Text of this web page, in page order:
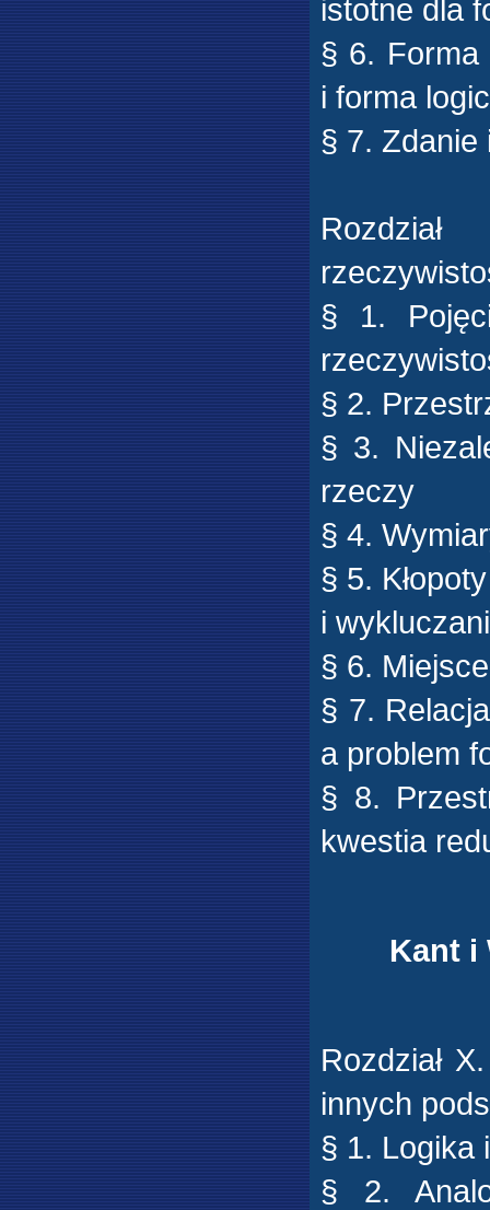
istotne dla
§ 6. Forma
i forma
§ 7. Zdanie
§ 1.
§ 2.
§ 3.
rzeczy
§ 4.
§ 5.
i
§ 6.
§ 7.
a problem
§ 8.
kwestia
Kant i
Rozdział
innych
§ 1. Logika
§ 2.